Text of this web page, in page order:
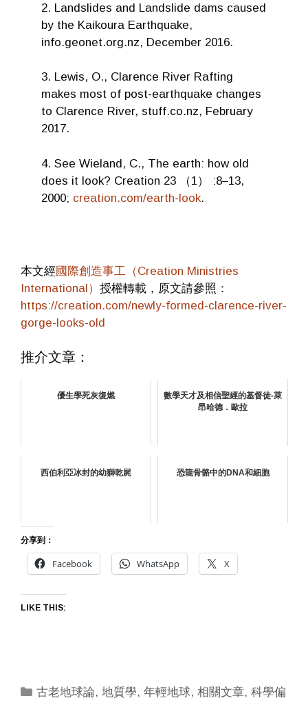
2. Landslides and Landslide dams caused
by the Kaikoura Earthquake,
info.geonet.org.nz, December 2016.
3. Lewis, O., Clarence River Rafting
makes most of post-earthquake changes
to Clarence River, stuff.co.nz, February
2017.
4. See Wieland, C., The earth: how old
does it look? Creation 23 （1） :8–13,
2000; creation.com/earth-look.
本文經國際創造事工（Creation Ministries
International） 授權轉載，原文請參照：
https://creation.com/newly-formed-clarence-river-
gorge-looks-old
推介文章：
優生學死灰復燃
數學天才及相信聖經的基督徒-萊
昂哈德．歐拉
西伯利亞冰封的幼獅乾屍 恐龍骨骼中的DNA和細胞
分享到：
Facebook WhatsApp X
LIKE THIS:
Categories
古老地球論,地質學,年輕地球,相關文章,科學偏